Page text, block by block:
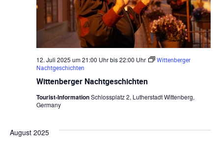
Wittenberger Nachtgeschichten
12. Juli 2025 um 21:00 Uhrbis22:00 Uhr
Wittenberger
Nachtgeschichten
Tourist-InformationSchlossplatz 2, Lutherstadt Wittenberg,
Germany
August 2025